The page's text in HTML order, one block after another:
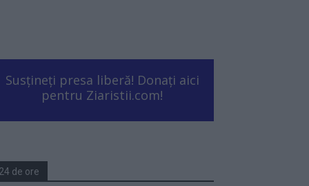
Susțineți presa liberă! Donați aici
pentru Ziaristii.com!
24 de ore